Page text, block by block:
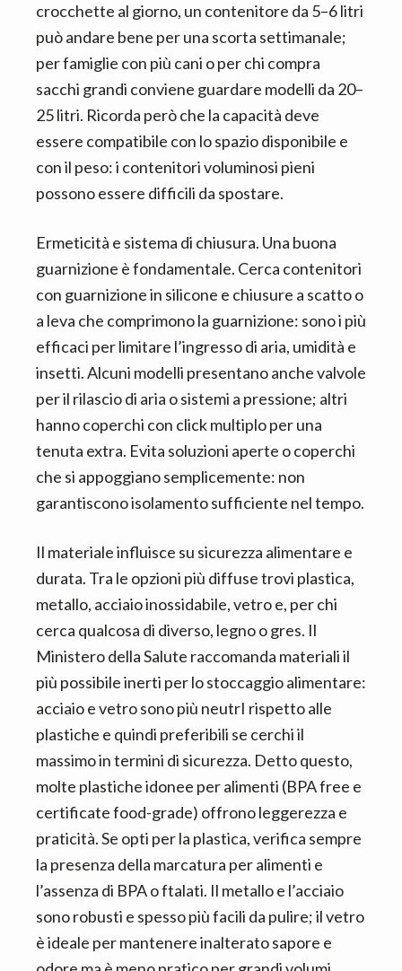
crocchette al giorno, un contenitore da 5–6 litri
può andare bene per una scorta settimanale;
per famiglie con più cani o per chi compra
sacchi grandi conviene guardare modelli da 20–
25 litri. Ricorda però che la capacità deve
essere compatibile con lo spazio disponibile e
con il peso: i contenitori voluminosi pieni
possono essere difficili da spostare.
Ermeticità e sistema di chiusura. Una buona
guarnizione è fondamentale. Cerca contenitori
con guarnizione in silicone e chiusure a scatto o
a leva che comprimono la guarnizione: sono i più
efficaci per limitare l’ingresso di aria, umidità e
insetti. Alcuni modelli presentano anche valvole
per il rilascio di aria o sistemi a pressione; altri
hanno coperchi con click multiplo per una
tenuta extra. Evita soluzioni aperte o coperchi
che si appoggiano semplicemente: non
garantiscono isolamento sufficiente nel tempo.
Il materiale influisce su sicurezza alimentare e
durata. Tra le opzioni più diffuse trovi plastica,
metallo, acciaio inossidabile, vetro e, per chi
cerca qualcosa di diverso, legno o gres. Il
Ministero della Salute raccomanda materiali il
più possibile inerti per lo stoccaggio alimentare:
acciaio e vetro sono più neutrI rispetto alle
plastiche e quindi preferibili se cerchi il
massimo in termini di sicurezza. Detto questo,
molte plastiche idonee per alimenti (BPA free e
certificate food-grade) offrono leggerezza e
praticità. Se opti per la plastica, verifica sempre
la presenza della marcatura per alimenti e
l’assenza di BPA o ftalati. Il metallo e l’acciaio
sono robusti e spesso più facili da pulire; il vetro
è ideale per mantenere inalterato sapore e